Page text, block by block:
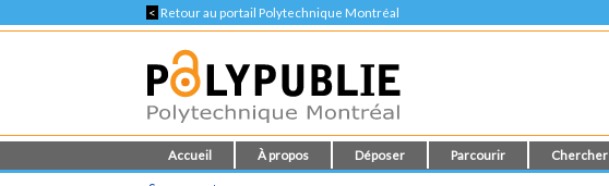
< Retour au portail Polytechnique Montréal
Accueil À propos Déposer Parcourir Chercher